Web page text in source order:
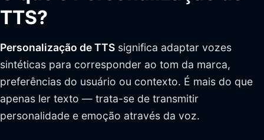
TTS?
Personalização de TTS significa adaptar vozes
sintéticas para corresponder ao tom da marca,
preferências do usuário ou contexto. É mais do que
apenas ler texto — trata-se de transmitir
personalidade e emoção através da voz.